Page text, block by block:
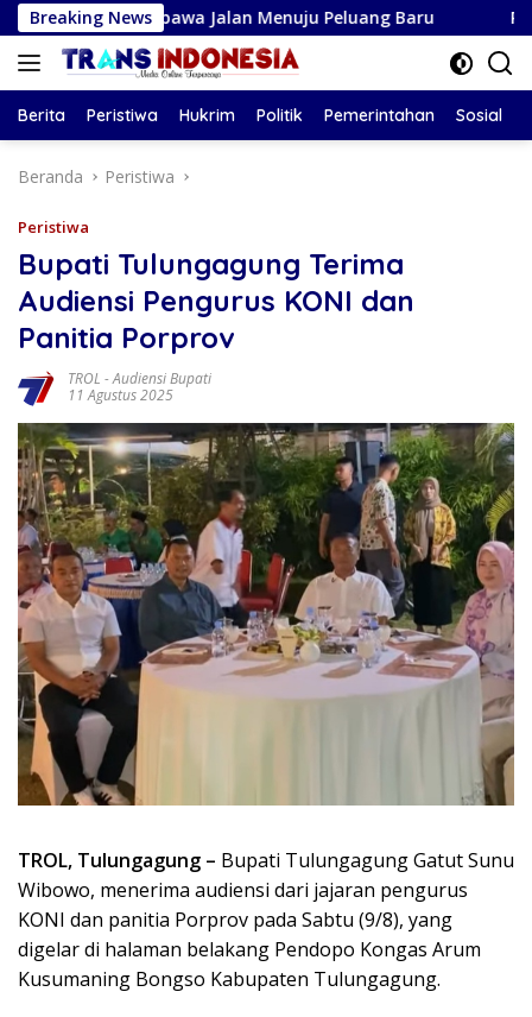
Langsung
ke
konten
Breaking NewsJalan Menuju Peluang Baru Ramalan
Berita Peristiwa Hukrim Politik Pemerintahan Sosial
Beranda Peristiwa
Peristiwa
Bupati Tulungagung Terima
Audiensi Pengurus KONI dan
Panitia Porprov
TROL -Audiensi Bupati
11 Agustus 2025
TROL, Tulungagung – Bupati Tulungagung Gatut Sunu
Wibowo, menerima audiensi dari jajaran pengurus
KONI dan panitia Porprov pada Sabtu (9/8), yang
digelar di halaman belakang Pendopo Kongas Arum
Kusumaning Bongso Kabupaten Tulungagung.